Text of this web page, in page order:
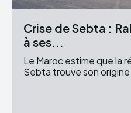
Crise de Sebta :
à ses...
Le Maroc estime que la
Sebta trouve son